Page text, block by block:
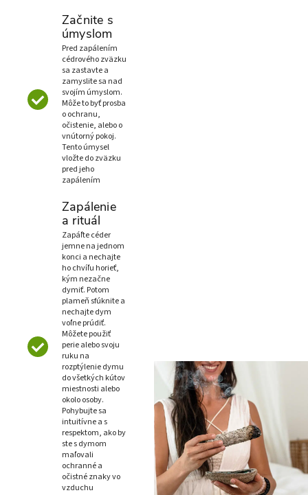
Začnite s
úmyslom
Pred zapálením
cédrového zväzku
sa zastavte a
zamyslite sa nad
svojím úmyslom.
Môže to byť prosba
o ochranu,
očistenie, alebo o
vnútorný pokoj.
Tento úmysel
vložte do zväzku
pred jeho
zapálením
Zapálenie
a rituál
Zapáľte céder
jemne na jednom
konci a nechajte
ho chvíľu horieť,
kým nezačne
dymiť. Potom
plameň sfúknite a
nechajte dym
voľne prúdiť.
Môžete použiť
perie alebo svoju
ruku na
rozptýlenie dymu
do všetkých kútov
miestnosti alebo
okolo osoby.
Pohybujte sa
intuitívne a s
respektom, ako by
ste s dymom
maľovali
ochranné a
očistné znaky vo
vzduchu